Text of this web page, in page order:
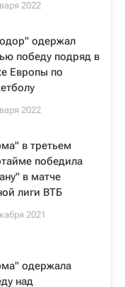
2022
одержал
победу подряд в
Европы по
2022
в третьем
победила
в матче
лиги ВТБ
2021
одержала
над